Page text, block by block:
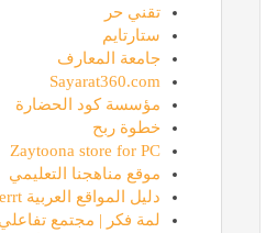
تقني حر
ستارتايم
جامعة المعارف
Sayarat360.com
مؤسسة كود الحضارة
خطوة ربح
Zaytoona store for PC
موقع مناهجنا التعليمي
دليل المواقع العربية eerrt
لمة فكر | مجتمع